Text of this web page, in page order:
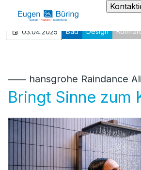
03.04.2025 Bad Design
⸺ hansgrohe Raindance
Bringt Sinne zum